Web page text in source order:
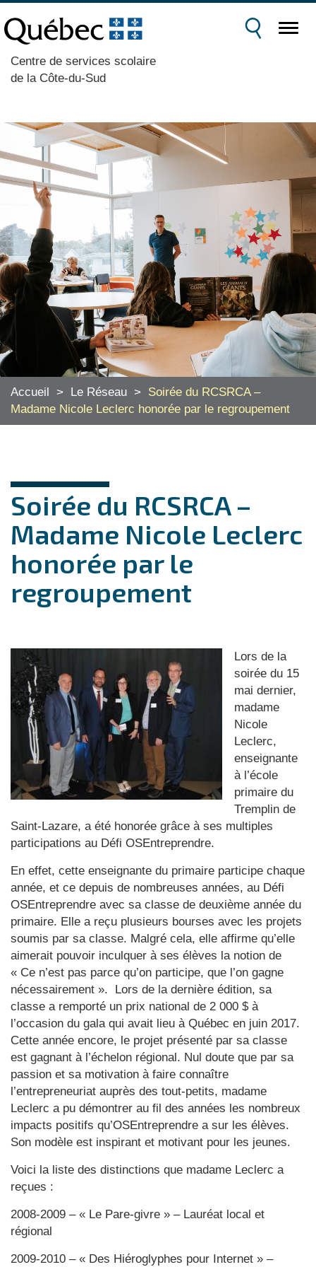
Centre de services scolaire
de la Côte-du-Sud
Accueil > Le Réseau >
Soirée du RCSRCA –
Madame Nicole Leclerc honorée par le regroupement
Soirée du RCSRCA –
Madame Nicole Leclerc
honorée par le
regroupement
Lors de la
soirée du 15
mai dernier,
madame
Nicole
Leclerc,
enseignante
à l’école
primaire du
Tremplin de
Saint-Lazare, a été honorée grâce à ses multiples
participations au Défi OSEntreprendre.
En effet, cette enseignante du primaire participe chaque
année, et ce depuis de nombreuses années, au Défi
OSEntreprendre avec sa classe de deuxième année du
primaire. Elle a reçu plusieurs bourses avec les projets
soumis par sa classe. Malgré cela, elle affirme qu’elle
aimerait pouvoir inculquer à ses élèves la notion de
« Ce n’est pas parce qu’on participe, que l’on gagne
nécessairement ». Lors de la dernière édition, sa
classe a remporté un prix national de 2 000 $ à
l’occasion du gala qui avait lieu à Québec en juin 2017.
Cette année encore, le projet présenté par sa classe
est gagnant à l’échelon régional. Nul doute que par sa
passion et sa motivation à faire connaître
l’entrepreneuriat auprès des tout-petits, madame
Leclerc a pu démontrer au fil des années les nombreux
impacts positifs qu’OSEntreprendre a sur les élèves.
Son modèle est inspirant et motivant pour les jeunes.
Voici la liste des distinctions que madame Leclerc a
reçues :
2008-2009 – « Le Pare-givre » – Lauréat local et
régional
2009-2010 – « Des Hiéroglyphes pour Internet » –